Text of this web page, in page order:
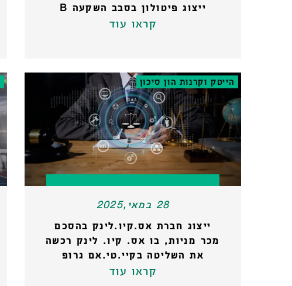
ייצוג פיטולון בסבב השקעה B
קראו עוד
הייטק וקרנות הון סיכון
28 במאי,2025
ייצוג חברת אס.קיו.לינק בהסכם
מכר מניות, בו אס. קיו. לינק רכשה
את השליטה בקיי.טי.אם גרופ
קראו עוד